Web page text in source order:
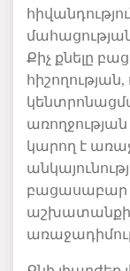
Քիչ քնելը
կարող է
բացասաբար